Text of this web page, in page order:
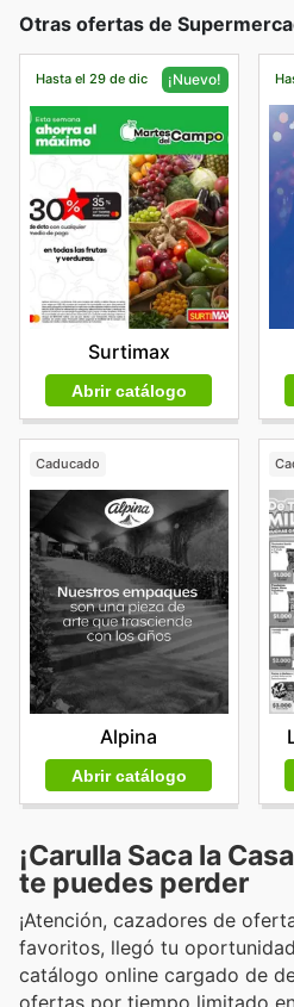
Otras ofertas de
Hasta el 29 de dic ¡Nuevo!
Surtimax
Abrir catálogo
Caducado
Alpina
Abrir catálogo
¡Carulla Saca la
te puedes perder
¡Atención, cazadores de
favoritos, llegó tu
catálogo online cargado de